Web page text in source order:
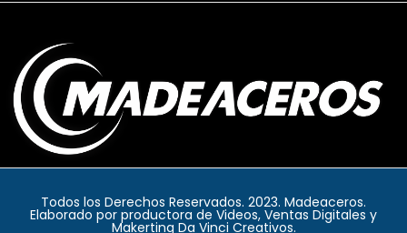
Todos los Derechos Reservados. 2023. Madeaceros.
Elaborado por productora de Videos, Ventas Digitales y
Makerting Da Vinci Creativos.